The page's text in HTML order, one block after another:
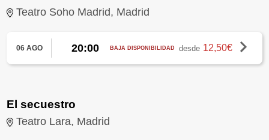
Teatro Soho Madrid, Madrid
06 AGO 20:00 BAJA DISPONIBILIDAD desde 12,50€
El secuestro
Teatro Lara, Madrid